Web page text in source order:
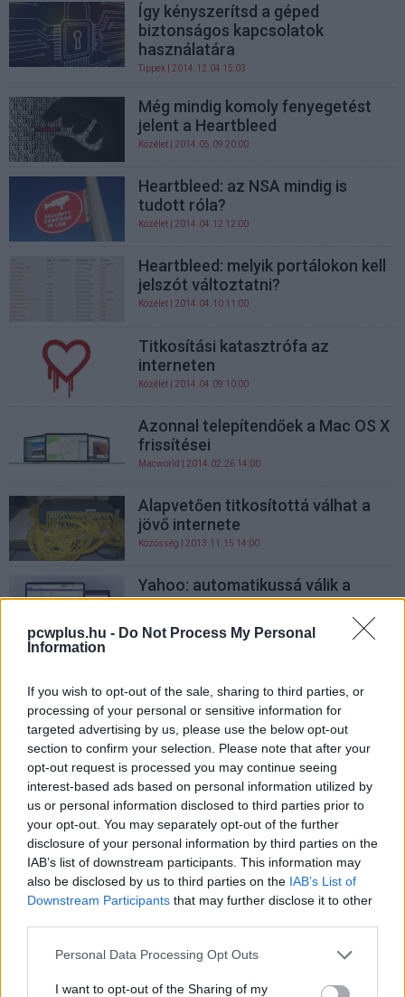
pcwplus.hu - Do Not Process My Personal
Information
If you wish to opt-out of the sale, sharing to third parties, or
processing of your personal or sensitive information for
targeted advertising by us, please use the below opt-out
section to confirm your selection. Please note that after your
opt-out request is processed you may continue seeing
interest-based ads based on personal information utilized by
us or personal information disclosed to third parties prior to
your opt-out. You may separately opt-out of the further
disclosure of your personal information by third parties on the
IAB’s list of downstream participants. This information may
also be disclosed by us to third parties on the IAB’s List of
Downstream Participants that may further disclose it to other
Please note that this website/app uses one or more Google
not limited to your visit or usage behaviour. You may click to
Personal Data Processing Opt Outs
I want to opt-out of the Sharing of my
Így kényszerítsd a géped
biztonságos kapcsolatok
használatára
Tippek | 2014.12.04 15:03
Még mindig komoly fenyegetést
jelent a Heartbleed
Közélet | 2014.05.09 20:00
Heartbleed: az NSA mindig is
tudott róla?
Közélet | 2014.04.12 12:00
Heartbleed: melyik portálokon kell
jelszót változtatni?
Közélet | 2014.04.10 11:00
Titkosítási katasztrófa az
interneten
Közélet | 2014.04.09 10:00
Azonnal telepítendőek a Mac OS X
frissítései
Macworld | 2014.02.26 14:00
Alapvetően titkosítottá válhat a
jövő internete
Közösség | 2013.11.15 14:00
Yahoo: automatikussá válik a
titkosítás
szolgáltatójának
Volt barátnője után kémkedett a
féltékeny NSA-ügynök
Közélet| 2013.09.29 16:30
A jó titkosítás továbbra is NSA-
biztos
Közélet| 2013.09.08 14:00
Feltörte a netes titkosításokat az
NSA?
2048 bites tanúsítványokra vált a